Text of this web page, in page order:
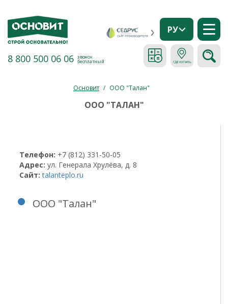
8 800 500 06 06 звонок
бесплатный
РУ
Основит / ООО "Талан"
ООО "ТАЛАН"
Телефон: +7 (812) 331-50-05
Адрес: ул. Генерала Хрулёва, д. 8
Сайт: talanteplo.ru
ООО "Талан"